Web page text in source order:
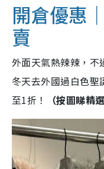
開倉優惠
賣
外面天氣熱辣辣，不
冬天去外國過白色聖
至1折！
（按圖睇精